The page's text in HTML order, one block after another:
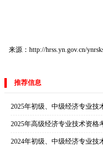
来源：http://hrss.yn.gov.cn/
推荐信息
2025年初级、中级经济专业技
2025年高级经济专业技术资格